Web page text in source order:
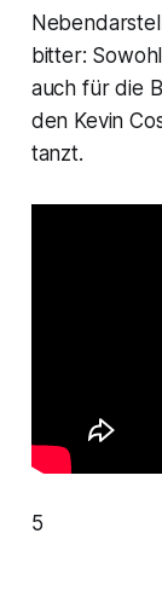
bitter:
auch für die
den Kevin
tanzt.
5